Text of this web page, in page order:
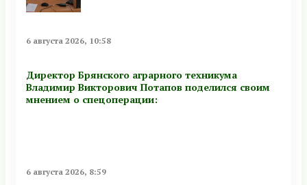
6 августа 2026, 10:58
Директор Брянского аграрного техникума
Владимир Викторович Потапов поделился своим
мнением о спецоперации:
6 августа 2026, 8:59